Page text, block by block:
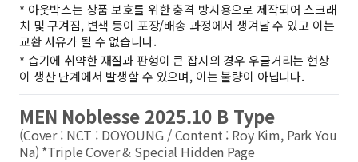
* 아웃박스는 상품 보호를 위한 충격 방지용으로 제작되어 스크래
치 및 구겨짐, 변색 등이 포장/배송 과정에서 생겨날 수 있고 이는
교환 사유가 될 수 없습니다.
* 습기에 취약한 재질과 판형이 큰 잡지의 경우 우글거리는 현상
이 생산 단계에서 발생할 수 있으며, 이는 불량이 아닙니다.
MEN Noblesse 2025.10 B Type
(Cover : NCT : DOYOUNG / Content : Roy Kim, Park You
Na) *Triple Cover & Special Hidden Page